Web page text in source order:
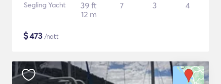
Segling Yacht
39 ft
12 m
7 3 4
$473 /natt